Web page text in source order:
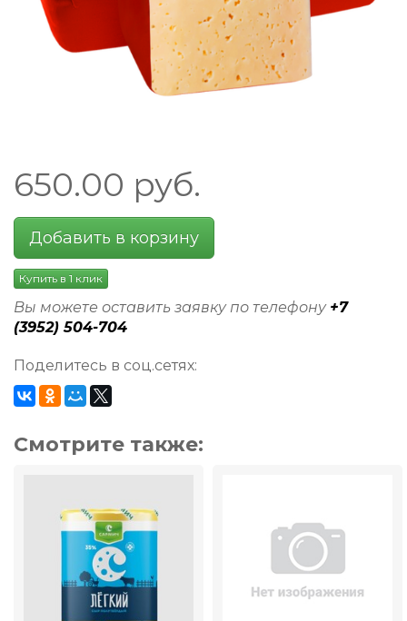
650.00 руб.
Добавить в корзину
Купить в 1 клик
Вы можете оставить заявку по телефону +7
(3952) 504-704
Поделитесь в соц.сетях:
Смотрите также: